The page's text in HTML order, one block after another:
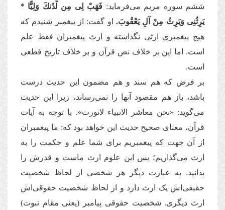
ششم سوره مریم می‌فرماید: فَهَبْ لِی مِن لَّدُنكَ وَلِیًّا *
یَرِثُنِی وَیَرِثُ مِنْ آلِ یَعْقُوبَ. او گفت: از پیغمبر شنیدم که
هیچ پیغمبری ارثی نگذاشته و ارث پیغمبران فقط علم
است. اما این بر خلاف نص قرآن و بر خلاف تاریخ قطعی
است.
بر فرض که هم سند و هم مضمون این حدیث درست
باشد، باز هم مقصود آنها را نمی‌رساند، زیرا این حدیث
می‌گوید: «نحن معاشر الانبیاء لانورث». با توجه به آیات
قرآن، معنای صحیح حدیث این خواهد بود که: ما پیغمبران
از آن جهت که پیغمبریم برای شما علم و حکمت را به
ارث می‌گذاریم؛ پس این علوم ارث ماست و قدرش را
بدانید. به عبارت دیگر هر شخصی از لحاظ شخصیت
حقیقی‌اش یک ارث دارد و از لحاظ شخصیت حقوقی‌اش
ارث دیگری. شخصیت حقوقی پیامبر (یعنی مقام نبوت)